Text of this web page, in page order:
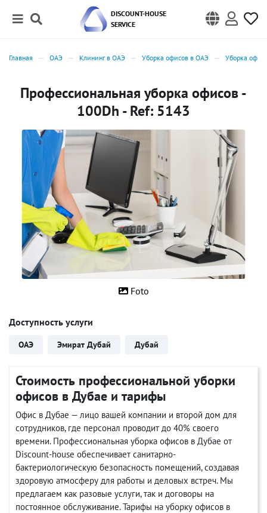
DISCOUNT-HOUSE
SERVICE
Главная ОАЭ Клининг в ОАЭ Уборка офисов в ОАЭ Уборка
Профессиональная уборка офисов -
100Dh - Ref: 5143
Foto
Доступность услуги
ОАЭ Эмират Дубай Дубай
Стоимость профессиональной уборки
офисов в Дубае и тарифы
Офис в Дубае — лицо вашей компании и второй дом для
сотрудников, где персонал проводит до 40% своего
времени. Профессиональная уборка офисов в Дубае от
Discount-house обеспечивает санитарно-
бактериологическую безопасность помещений, создавая
здоровую атмосферу для работы и деловых встреч. Мы
предлагаем как разовые услуги, так и договоры на
постоянное обслуживание. Тарифы на уборку офисов в